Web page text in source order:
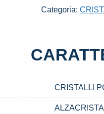
quantità
Categoria:
CRISTALLI